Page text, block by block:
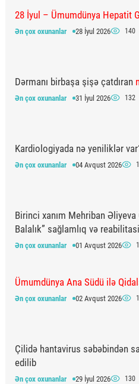
28 İyul – Ümumdünya Hepatit
Ən çox oxunanlar 28 İyul 2026 140
Dərmanı birbaşa şişə çatdıran
Ən çox oxunanlar 31 İyul 2026 132
Kardiologiyada nə yeniliklər
Ən çox oxunanlar 04 Avqust 2026
Birinci xanım Mehriban
Balalık” sağlamlıq və
Ən çox oxunanlar 01 Avqust 2026
Ümumdünya Ana Südü ilə
Ən çox oxunanlar 02 Avqust 2026
Çilidə hantavirus səbəbindən
edilib
Ən çox oxunanlar 29 İyul 2026 130